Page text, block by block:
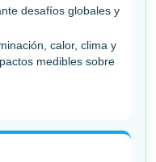
desafíos globales y
calor, clima y
medibles sobre